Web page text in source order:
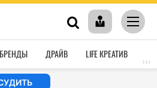
БРЕНДЫ ДРАЙВ LIFE КРЕАТИВ
›››